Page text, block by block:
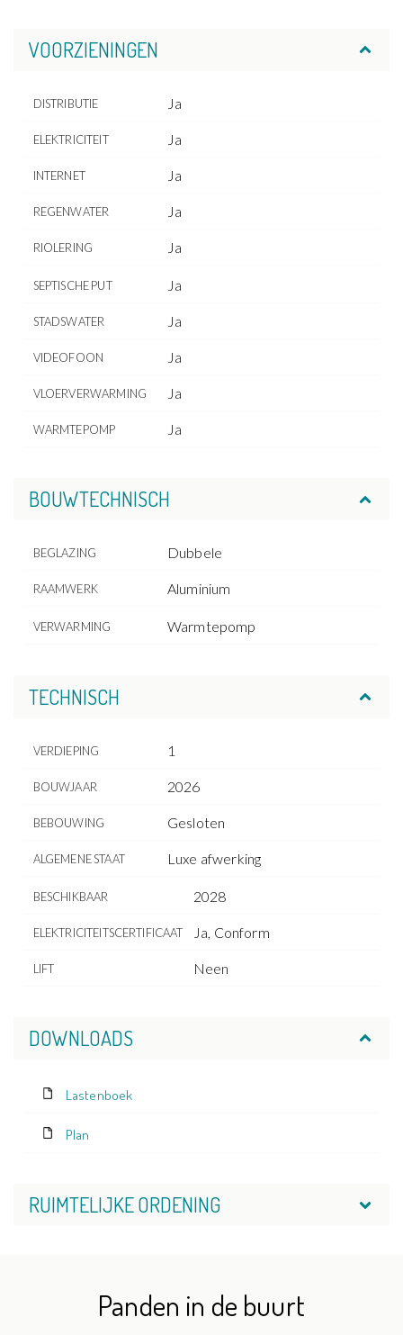
VOORZIENINGEN
DISTRIBUTIE Ja
ELEKTRICITEIT Ja
INTERNET Ja
REGENWATER Ja
RIOLERING Ja
SEPTISCHE PUT Ja
STADSWATER Ja
VIDEOFOON Ja
VLOERVERWARMING Ja
WARMTEPOMP Ja
BOUWTECHNISCH
BEGLAZING Dubbele
RAAMWERK Aluminium
VERWARMING Warmtepomp
TECHNISCH
VERDIEPING 1
BOUWJAAR 2026
BEBOUWING Gesloten
ALGEMENE STAAT Luxe afwerking
BESCHIKBAAR 2028
ELEKTRICITEITSCERTIFICAAT Ja, Conform
LIFT Neen
DOWNLOADS
Lastenboek
Plan
RUIMTELIJKE ORDENING
Panden in de buurt